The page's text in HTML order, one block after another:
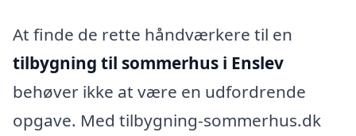
At finde de rette håndværkere til en
tilbygning til sommerhus i Enslev
behøver ikke at være en udfordrende
opgave. Med tilbygning-sommerhus.dk